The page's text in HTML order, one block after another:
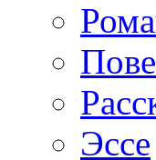
Эссе